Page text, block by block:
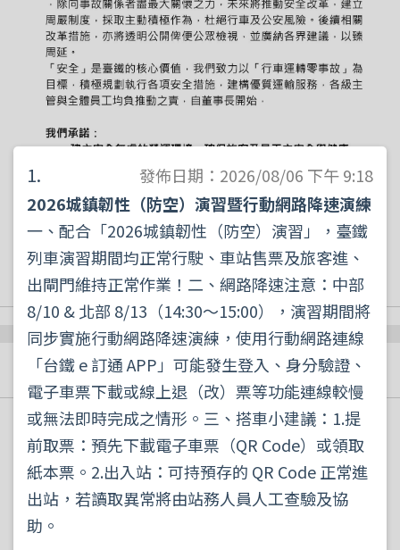
最新消息 更多消息
2026/08/06
公告
【提醒旅客！2026城鎮韌性防空演習】
詳細資訊
公告
1.
發佈日期：2026/08/06 下午 9:18
2026城鎮韌性（防空）演習暨行動網路降速演練
一、配合「2026城鎮韌性（防空）演習」，臺鐵
列車演習期間均正常行駛、車站售票及旅客進、
出閘門維持正常作業！二、網路降速注意：中部
8/10 & 北部 8/13（14:30～15:00），演習期間將
同步實施行動網路降速演練，使用行動網路連線
「台鐵 e 訂通 APP」可能發生登入、身分驗證、
電子車票下載或線上退（改）票等功能連線較慢
或無法即時完成之情形。三、搭車小建議：1.提
前取票：預先下載電子車票（QR Code）或領取
紙本票。2.出入站：可持預存的 QR Code 正常進
出站，若讀取異常將由站務人員人工查驗及協
助。